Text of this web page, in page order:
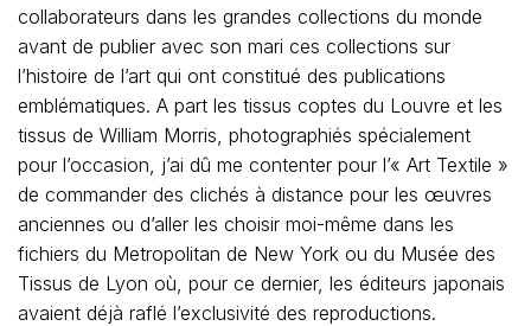
collaborateurs dans les grandes collections du monde
avant de publier avec son mari ces collections sur
l’histoire de l’art qui ont constitué des publications
emblématiques. A part les tissus coptes du Louvre et les
tissus de William Morris, photographiés spécialement
pour l’occasion, j’ai dû me contenter pour l’« Art Textile »
de commander des clichés à distance pour les œuvres
anciennes ou d’aller les choisir moi-même dans les
fichiers du Metropolitan de New York ou du Musée des
Tissus de Lyon où, pour ce dernier, les éditeurs japonais
avaient déjà raflé l’exclusivité des reproductions.